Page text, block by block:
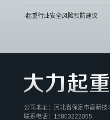
·起重行业安全风险预防建议
公司地址：河北省保定市高新技
联系电话：15803222055